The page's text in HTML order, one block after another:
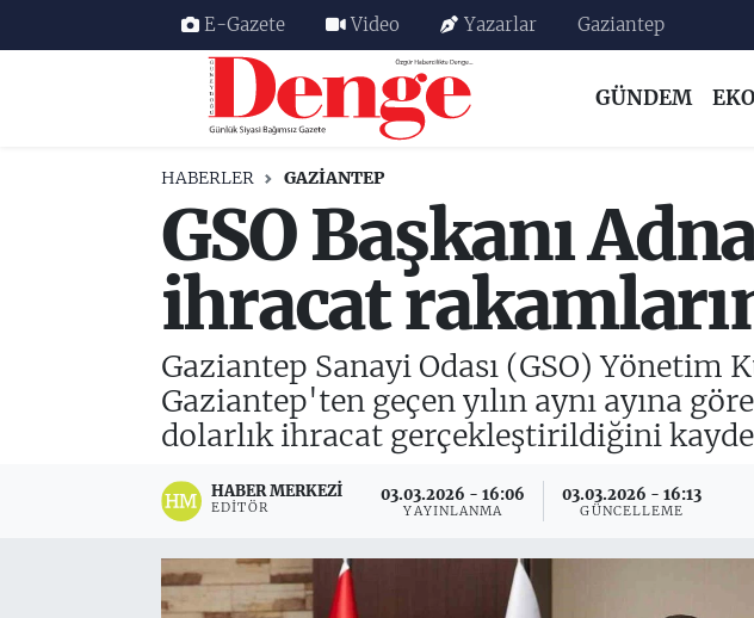
E-Gazete Video Yazarlar Gaziantep
GÜNDEM
HABERLER GAZIANTEP
GSO Başkanı
ihracat
Gaziantep Sanayi Odası (GSO) Yönetim
Gaziantep'ten geçen yılın aynı ayına
dolarlık ihracat gerçekleştirildiğini
HABER MERKEZI
EDITÖR
03.03.2026 - 16:06
YAYINLANMA
03.03.2026 - 16:13
GÜNCELLEME
Nöbetçi Eczaneler
Trafik Durumu
Süper Lig Puan Durumu ve Fikstür
Tüm Manşetler
Son Dakika Haberleri